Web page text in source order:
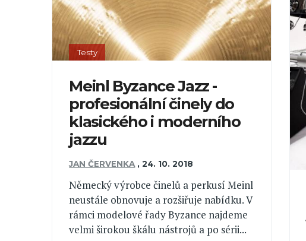
Testy
Meinl Byzance Jazz -
profesionální činely do
klasického i moderního
jazzu
JAN ČERVENKA ,24. 10. 2018
Německý výrobce činelů a perkusí Meinl
neustále obnovuje a rozšiřuje nabídku. V
rámci modelové řady Byzance najdeme
velmi širokou škálu nástrojů a po sérii...